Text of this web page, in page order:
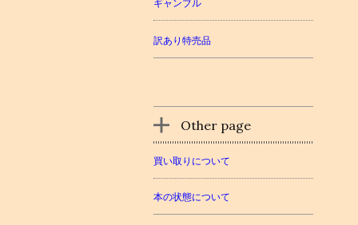
ギャンブル
訳あり特売品
Other page
買い取りについて
本の状態について